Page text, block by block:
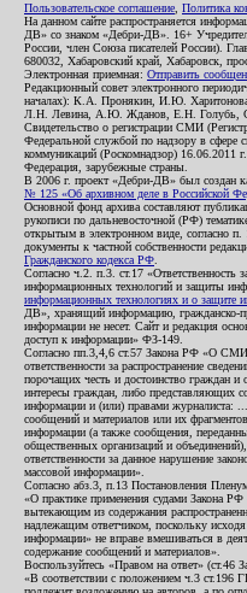
Пользовательское соглашение Политика
На данном сайте распространяется
ДВ» со знаком «Дебри-ДВ». 16+
России, член Союза писателей России).
680032, Хабаровский край, Хабаровск,
Электронная приемная: Отправить
Редакционный совет электронного
началах): К.А. Пронякин, И.Ю.
Л.Н. Левина, А.Ю. Жданов, Е.Н. Голубь,
Свидетельство о регистрации СМИ
Федеральной службой по надзору в сфере
коммуникаций (Роскомнадзор) 16.06.2011
Федерация, зарубежные страны.
В 2006 г. проект «Дебри-ДВ» был создан
№ 125 «Об архивном деле в Российской
Основной фонд архива составляют
рукописи по дальневосточной (РФ)
открытым в электронном виде, согласно
документы к частной собственности
Гражданского кодекса РФ
Согласно ч.2. п.3. ст.17 «Ответственность
информационных технологий и защиты
информационных технологиях и о защите
ДВ», хранящий информацию, гражданско-
информации не несет. Сайт и редакция
доступ к информации» ФЗ-149.
Согласно пп.3,4,6 ст.57 Закона РФ «О
ответственности за распространение
порочащих честь и достоинство граждан
интересы граждан, либо представляющих
информации и (или) правами журналиста:
сообщений и материалов или их
информации (а также сообщения,
общественных организаций и
ответственности за данное нарушение
массовой информации».
Согласно абз.3, п.13 Постановления
«О практике применения судами Закона
вытекающим из содержания
надлежащим ответчиком, поскольку
информации» не вправе вмешиваться в
содержание сообщений и материалов».
Воспользуйтесь «Правом на ответ»
«В соответствии с положением ч.3 ст.196